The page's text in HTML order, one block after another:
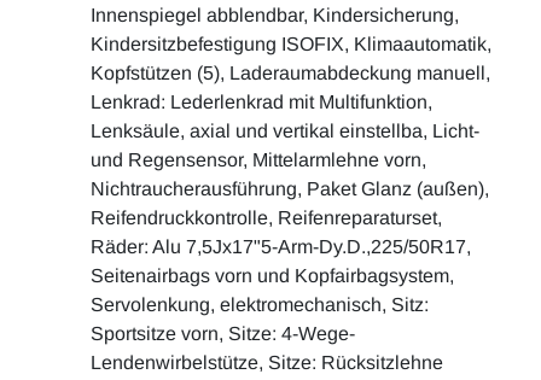
Innenspiegel abblendbar, Kindersicherung,
Kindersitzbefestigung ISOFIX, Klimaautomatik,
Kopfstützen (5), Laderaumabdeckung manuell,
Lenkrad: Lederlenkrad mit Multifunktion,
Lenksäule, axial und vertikal einstellba, Licht-
und Regensensor, Mittelarmlehne vorn,
Nichtraucherausführung, Paket Glanz (außen),
Reifendruckkontrolle, Reifenreparaturset,
Räder: Alu 7,5Jx17"5-Arm-Dy.D.,225/50R17,
Seitenairbags vorn und Kopfairbagsystem,
Servolenkung, elektromechanisch, Sitz:
Sportsitze vorn, Sitze: 4-Wege-
Lendenwirbelstütze, Sitze: Rücksitzlehne